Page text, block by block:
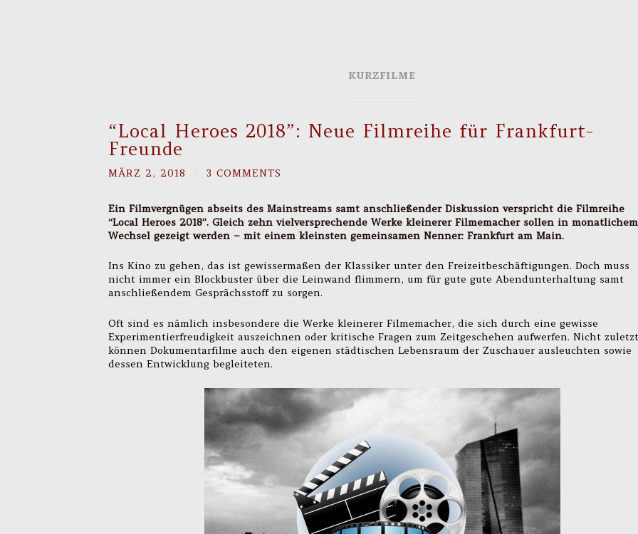
KURZFILME
“Local Heroes 2018”: Neue Filmreihe für Frankfurt-
Freunde
MÄRZ 2, 2018 3 COMMENTS
Ein Filmvergnügen abseits des Mainstreams samt anschließender Diskussion verspricht die Filmreihe
“Local Heroes 2018”. Gleich zehn vielversprechende Werke kleinerer Filmemacher sollen in monatlichem
Wechsel gezeigt werden – mit einem kleinsten gemeinsamen Nenner: Frankfurt am Main.
Ins Kino zu gehen, das ist gewissermaßen der Klassiker unter den Freizeitbeschäftigungen. Doch muss
nicht immer ein Blockbuster über die Leinwand flimmern, um für gute gute Abendunterhaltung samt
anschließendem Gesprächsstoff zu sorgen.
Oft sind es nämlich insbesondere die Werke kleinerer Filmemacher, die sich durch eine gewisse
Experimentierfreudigkeit auszeichnen oder kritische Fragen zum Zeitgeschehen aufwerfen. Nicht zuletzt
können Dokumentarfilme auch den eigenen städtischen Lebensraum der Zuschauer ausleuchten sowie
dessen Entwicklung begleiteten.